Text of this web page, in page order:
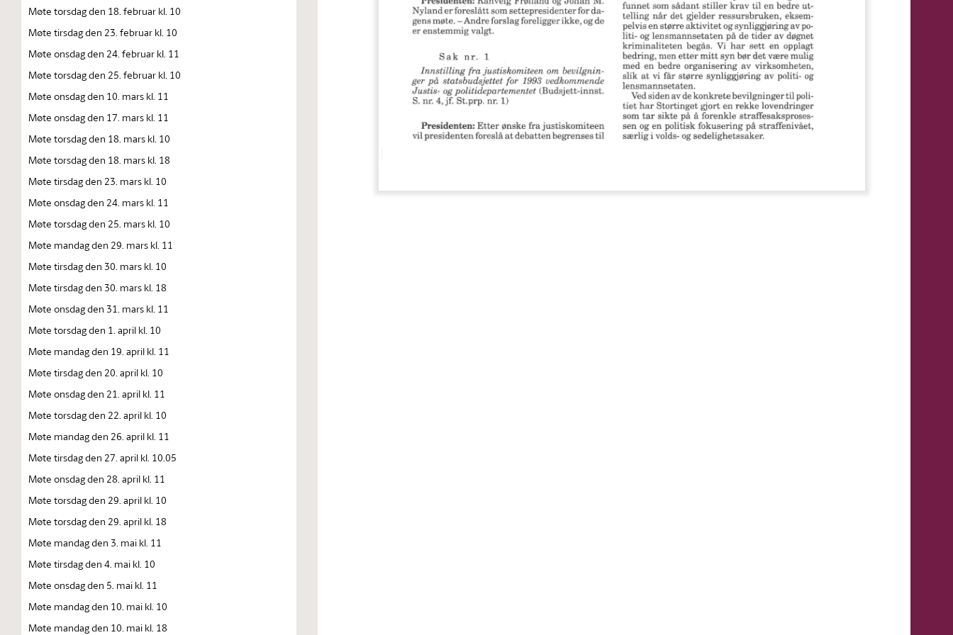
Møte torsdag den 18. februar kl. 10
Møte tirsdag den 23. februar kl. 10
Møte onsdag den 24. februar kl. 11
Møte torsdag den 25. februar kl. 10
Møte onsdag den 10. mars kl. 11
Møte onsdag den 17. mars kl. 11
Møte torsdag den 18. mars kl. 10
Møte torsdag den 18. mars kl. 18
Møte tirsdag den 23. mars kl. 10
Møte onsdag den 24. mars kl. 11
Møte torsdag den 25. mars kl. 10
Møte mandag den 29. mars kl. 11
Møte tirsdag den 30. mars kl. 10
Møte tirsdag den 30. mars kl. 18
Møte onsdag den 31. mars kl. 11
Møte torsdag den 1. april kl. 10
Møte mandag den 19. april kl. 11
Møte tirsdag den 20. april kl. 10
Møte onsdag den 21. april kl. 11
Møte torsdag den 22. april kl. 10
Møte mandag den 26. april kl. 11
Møte tirsdag den 27. april kl. 10.05
Møte onsdag den 28. april kl. 11
Møte torsdag den 29. april kl. 10
Møte torsdag den 29. april kl. 18
Møte mandag den 3. mai kl. 11
Møte tirsdag den 4. mai kl. 10
Møte onsdag den 5. mai kl. 11
Møte mandag den 10. mai kl. 10
Møte mandag den 10. mai kl. 18